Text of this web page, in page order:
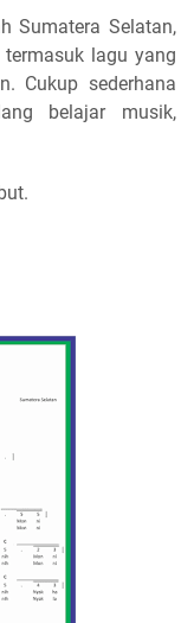
Sumatera Selatan,
lagu yang
Cukup sederhana
belajar musik,